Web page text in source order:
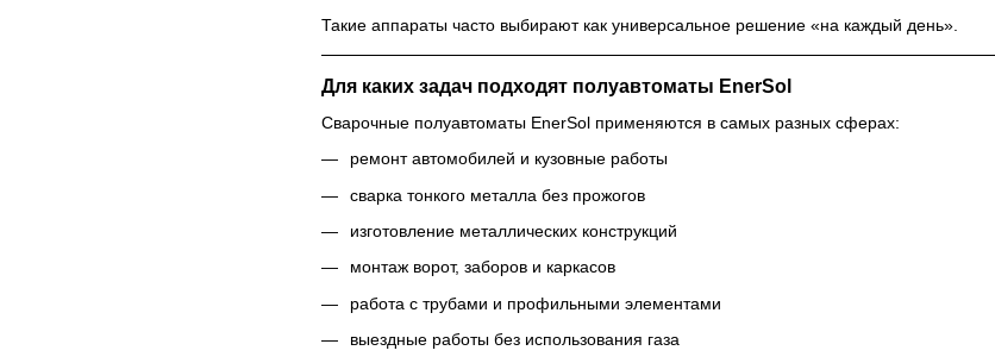
Такие аппараты часто выбирают как универсальное решение «на каждый день».
Для каких задач подходят полуавтоматы EnerSol
Сварочные полуавтоматы EnerSol применяются в самых разных сферах:
ремонт автомобилей и кузовные работы
сварка тонкого металла без прожогов
изготовление металлических конструкций
монтаж ворот, заборов и каркасов
работа с трубами и профильными элементами
выездные работы без использования газа